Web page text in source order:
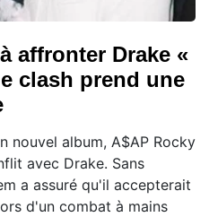
affronter Drake «
clash prend une
nouvel album, A$AP Rocky
avec Drake. Sans
a assuré qu'il accepterait
d'un combat à mains